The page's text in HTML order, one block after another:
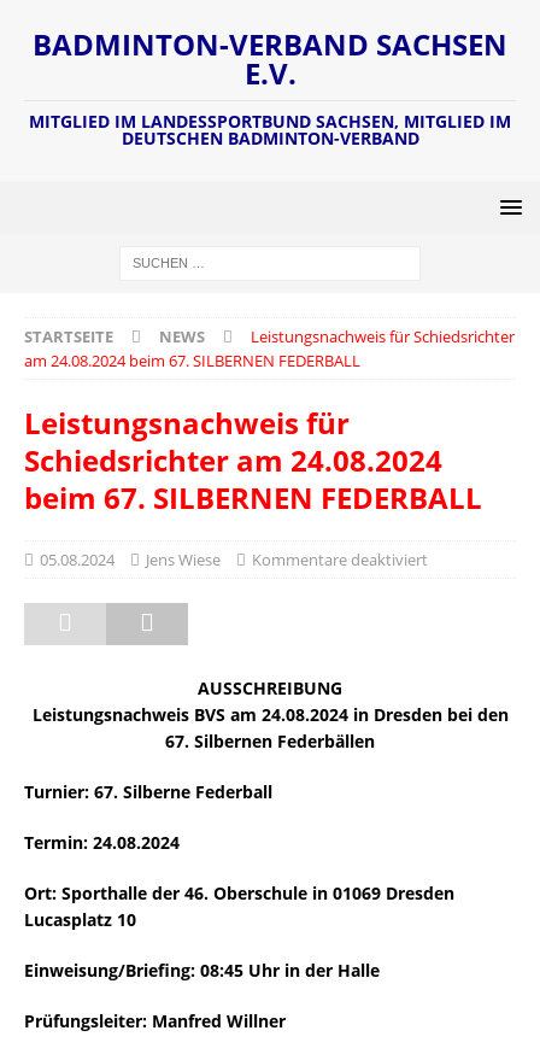
BADMINTON-VERBAND SACHSEN
E.V.
MITGLIED IM LANDESSPORTBUND SACHSEN, MITGLIED IM
DEUTSCHEN BADMINTON-VERBAND
STARTSEITE NEWS
Leistungsnachweis für Schiedsrichter
am 24.08.2024 beim 67. SILBERNEN FEDERBALL
Leistungsnachweis für
Schiedsrichter am 24.08.2024
beim 67. SILBERNEN FEDERBALL
05.08.2024 Jens Wiese Kommentare deaktiviert
AUSSCHREIBUNG
Leistungsnachweis BVS am 24.08.2024 in Dresden bei den
67. Silbernen Federbällen
Turnier: 67. Silberne Federball
Termin: 24.08.2024
Ort: Sporthalle der 46. Oberschule in 01069 Dresden
Lucasplatz 10
Einweisung/Briefing: 08:45 Uhr in der Halle
Prüfungsleiter: Manfred Willner